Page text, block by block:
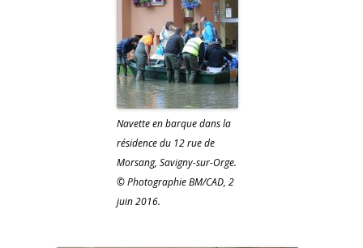
Navette en barque dans la
résidence du 12 rue de
Morsang, Savigny-sur-Orge.
© Photographie BM/CAD, 2
juin 2016.